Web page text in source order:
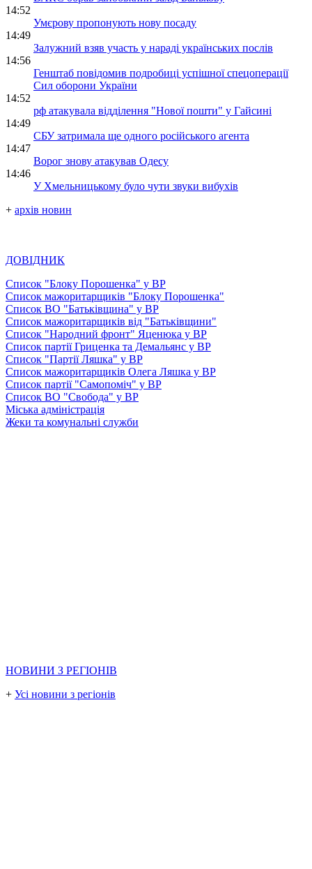
14:52
Умєрову пропонують нову посаду
14:49
Залужний взяв участь у нараді українських послів
14:56
Генштаб повідомив подробиці успішної спецоперації
Сил оборони України
14:52
рф атакувала відділення "Нової пошти" у Гайсині
14:49
СБУ затримала ще одного російського агента
14:47
Ворог знову атакував Одесу
14:46
У Хмельницькому було чути звуки вибухів
+ архів новин
ДОВІДНИК
Список "Блоку Порошенка" у ВР
Список мажоритарщиків "Блоку Порошенка"
Список ВО "Батьківщина" у ВР
Список мажоритарщиків від "Батьківщини"
Список "Народний фронт" Яценюка у ВР
Список партії Гриценка та Демальянс у ВР
Список "Партії Ляшка" у ВР
Список мажоритарщиків Олега Ляшка у ВР
Список партії "Самопоміч" у ВР
Список ВО "Свобода" у ВР
Міська адміністрація
Жеки та комунальні служби
НОВИНИ З РЕГІОНІВ
+ Усі новини з регіонів